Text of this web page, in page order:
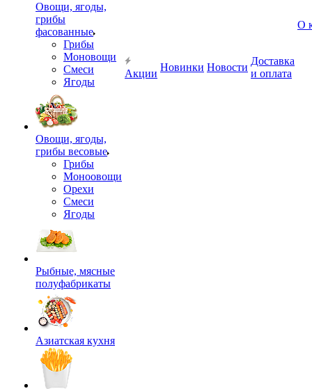
Овощи, ягоды,
грибы
фасованные
Грибы
Моновощи
Смеси
Ягоды
Овощи, ягоды,
грибы весовые
Грибы
Моноовощи
Орехи
Смеси
Ягоды
Рыбные, мясные
полуфабрикаты
Азиатская кухня
Акции
Новинки Новости
Доставка
и оплата
О